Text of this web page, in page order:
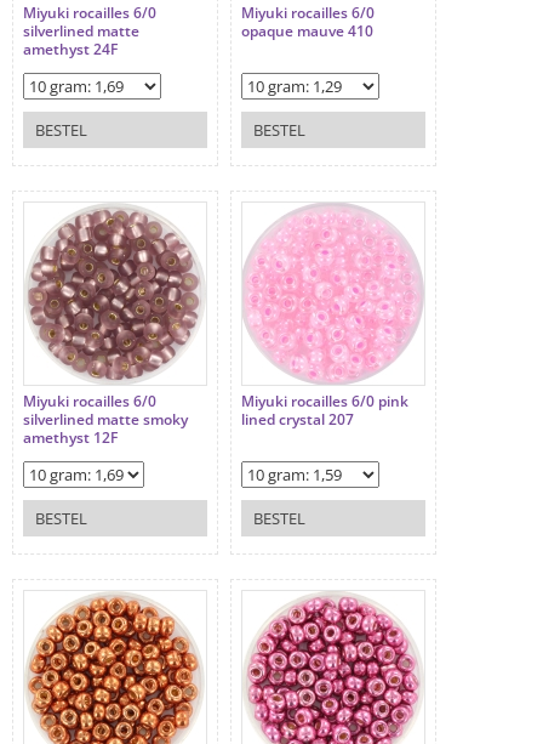
Miyuki rocailles 6/0
silverlined matte
amethyst 24F
BESTEL
Miyuki rocailles 6/0
opaque mauve 410
BESTEL
Miyuki rocailles 6/0
silverlined matte smoky
amethyst 12F
BESTEL
Miyuki rocailles 6/0 pink
lined crystal 207
BESTEL